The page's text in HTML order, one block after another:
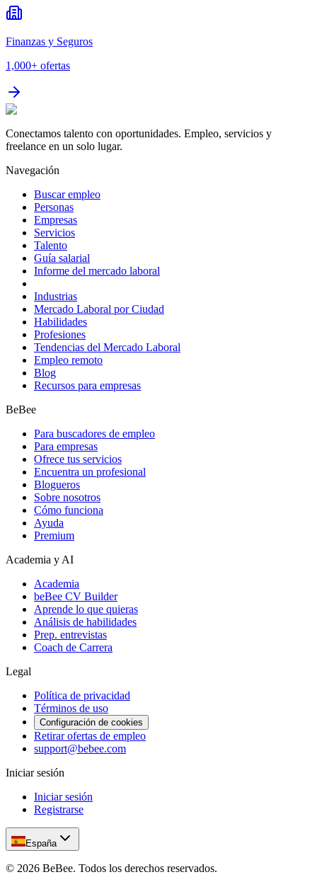
Finanzas y Seguros
1,000+ ofertas
Conectamos talento con oportunidades. Empleo, servicios y
freelance en un solo lugar.
Navegación
Buscar empleo
Personas
Empresas
Servicios
Talento
Guía salarial
Informe del mercado laboral
Industrias
Mercado Laboral por Ciudad
Habilidades
Profesiones
Tendencias del Mercado Laboral
Empleo remoto
Blog
Recursos para empresas
BeBee
Para buscadores de empleo
Para empresas
Ofrece tus servicios
Encuentra un profesional
Blogueros
Sobre nosotros
Cómo funciona
Ayuda
Premium
Academia y AI
Academia
beBee CV Builder
Aprende lo que quieras
Análisis de habilidades
Prep. entrevistas
Coach de Carrera
Legal
Política de privacidad
Términos de uso
Configuración de cookies
Retirar ofertas de empleo
support@bebee.com
Iniciar sesión
Iniciar sesión
Registrarse
España
© 2026 BeBee. Todos los derechos reservados.